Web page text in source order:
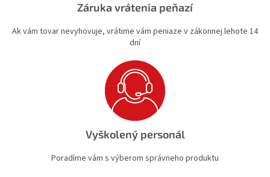
Záruka vrátenia peňazí
Ak vám tovar nevyhovuje, vrátime vám peniaze v zákonnej lehote 14
dní
Vyškolený personál
Poradíme vám s výberom správneho produktu